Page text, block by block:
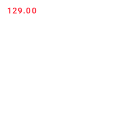
Cena:
129.00